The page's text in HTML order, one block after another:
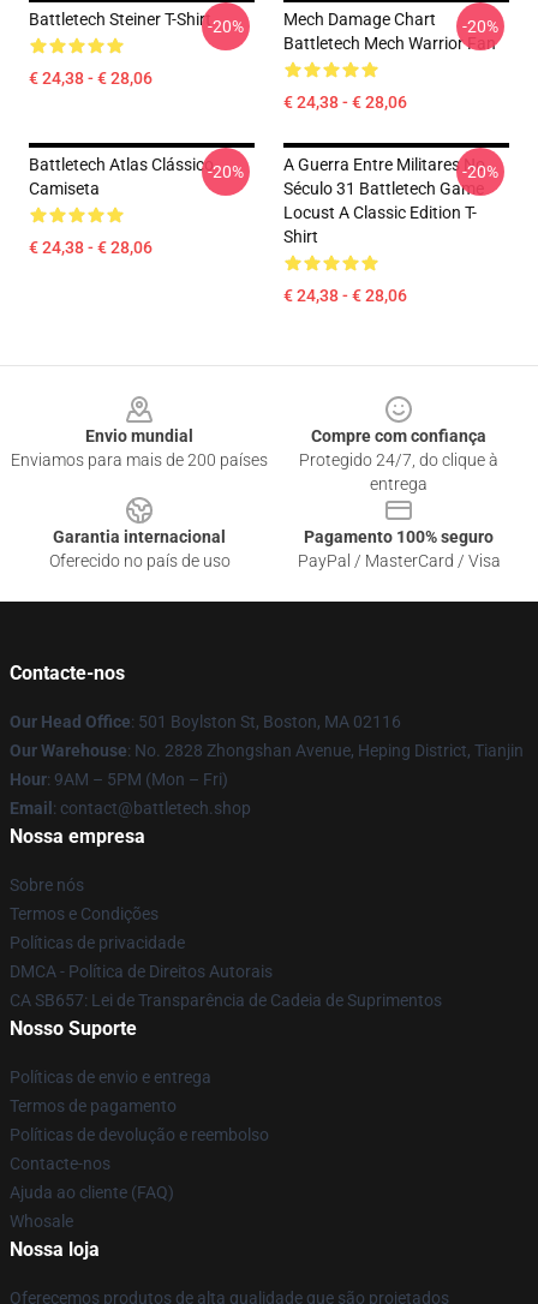
Battletech Steiner T-Shirt
€ 24,38 - € 28,06
-20%
Mech Damage Chart
Battletech Mech Warrior Fan
€ 24,38 - € 28,06
-20%
Battletech Atlas Clássico
Camiseta
€ 24,38 - € 28,06
-20%
A Guerra Entre Militares No
Século 31 Battletech Game
Locust A Classic Edition T-
Shirt
€ 24,38 - € 28,06
-20%
Envio mundial
Enviamos para mais de 200 países
Compre com confiança
Protegido 24/7, do clique à
entrega
Garantia internacional
Oferecido no país de uso
Pagamento 100% seguro
PayPal / MasterCard / Visa
Contacte-nos
Our Head Office: 501 Boylston St, Boston, MA 02116
Our Warehouse: No. 2828 Zhongshan Avenue, Heping District, Tianjin
Hour: 9AM – 5PM (Mon – Fri)
Email : contact@battletech.shop
Nossa empresa
Sobre nós
Termos e Condições
Políticas de privacidade
DMCA - Política de Direitos Autorais
CA SB657: Lei de Transparência de Cadeia de Suprimentos
Nosso Suporte
Políticas de envio e entrega
Termos de pagamento
Políticas de devolução e reembolso
Contacte-nos
Ajuda ao cliente (FAQ)
Whosale
Nossa loja
Oferecemos produtos de alta qualidade que são projetados